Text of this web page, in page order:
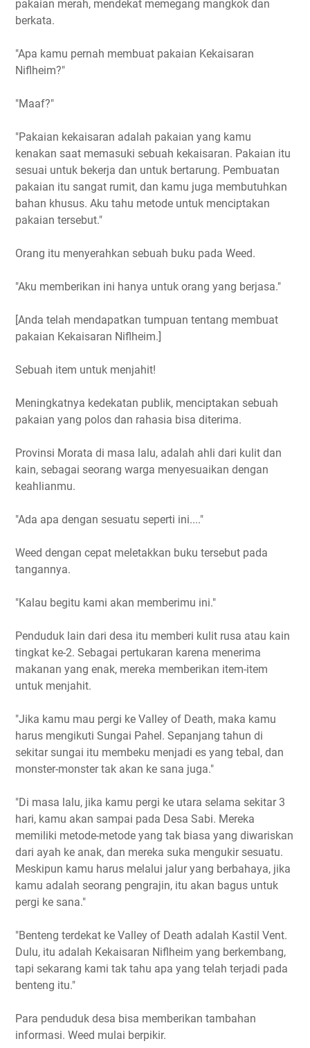
pakaian merah, mendekat memegang mangkok dan
berkata.
"Apa kamu pernah membuat pakaian Kekaisaran
Niflheim?"
"Maaf?"
"Pakaian kekaisaran adalah pakaian yang kamu
kenakan saat memasuki sebuah kekaisaran. Pakaian itu
sesuai untuk bekerja dan untuk bertarung. Pembuatan
pakaian itu sangat rumit, dan kamu juga membutuhkan
bahan khusus. Aku tahu metode untuk menciptakan
pakaian tersebut."
Orang itu menyerahkan sebuah buku pada Weed.
"Aku memberikan ini hanya untuk orang yang berjasa."
[Anda telah mendapatkan tumpuan tentang membuat
pakaian Kekaisaran Niflheim.]
Sebuah item untuk menjahit!
Meningkatnya kedekatan publik, menciptakan sebuah
pakaian yang polos dan rahasia bisa diterima.
Provinsi Morata di masa lalu, adalah ahli dari kulit dan
kain, sebagai seorang warga menyesuaikan dengan
keahlianmu.
"Ada apa dengan sesuatu seperti ini...."
Weed dengan cepat meletakkan buku tersebut pada
tangannya.
"Kalau begitu kami akan memberimu ini."
Penduduk lain dari desa itu memberi kulit rusa atau kain
tingkat ke-2. Sebagai pertukaran karena menerima
makanan yang enak, mereka memberikan item-item
untuk menjahit.
"Jika kamu mau pergi ke Valley of Death, maka kamu
harus mengikuti Sungai Pahel. Sepanjang tahun di
sekitar sungai itu membeku menjadi es yang tebal, dan
monster-monster tak akan ke sana juga."
"Di masa lalu, jika kamu pergi ke utara selama sekitar 3
hari, kamu akan sampai pada Desa Sabi. Mereka
memiliki metode-metode yang tak biasa yang diwariskan
dari ayah ke anak, dan mereka suka mengukir sesuatu.
Meskipun kamu harus melalui jalur yang berbahaya, jika
kamu adalah seorang pengrajin, itu akan bagus untuk
pergi ke sana."
"Benteng terdekat ke Valley of Death adalah Kastil Vent.
Dulu, itu adalah Kekaisaran Niflheim yang berkembang,
tapi sekarang kami tak tahu apa yang telah terjadi pada
benteng itu."
Para penduduk desa bisa memberikan tambahan
informasi. Weed mulai berpikir.